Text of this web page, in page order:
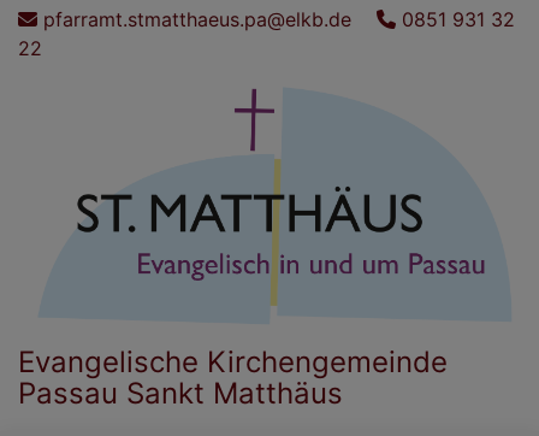
Direkt
zum
pfarramt.stmatthaeus.pa@elkb.de
0851 931 32
22
Evangelische Kirchengemeinde
Passau Sankt Matthäus